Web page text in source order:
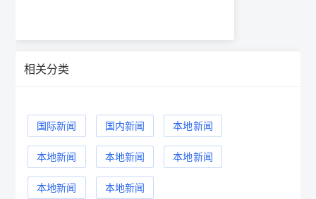
相关分类
国际新闻 国内新闻 本地新闻
本地新闻 本地新闻 本地新闻
本地新闻 本地新闻